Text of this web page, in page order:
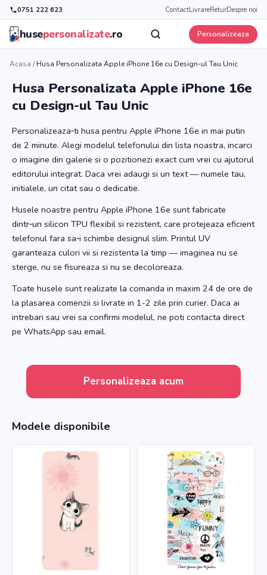
0751 222 623 ContactLivrareReturDespre noi
husepersonalizate.ro Personalizeaza
Acasa /Husa Personalizata Apple iPhone 16e cu Design-ul Tau Unic
Husa Personalizata Apple iPhone 16e
cu Design-ul Tau Unic
Personalizeaza‑ti husa pentru Apple iPhone 16e in mai putin
de 2 minute. Alegi modelul telefonului din lista noastra, incarci
o imagine din galerie si o pozitionezi exact cum vrei cu ajutorul
editorului integrat. Daca vrei adaugi si un text — numele tau,
initialele, un citat sau o dedicatie.
Husele noastre pentru Apple iPhone 16e sunt fabricate
dintr‑un silicon TPU flexibil si rezistent, care protejeaza eficient
telefonul fara sa‑i schimbe designul slim. Printul UV
garanteaza culori vii si rezistenta la timp — imaginea nu se
sterge, nu se fisureaza si nu se decoloreaza.
Toate husele sunt realizate la comanda in maxim 24 de ore de
la plasarea comenzii si livrate in 1-2 zile prin curier. Daca ai
intrebari sau vrei sa confirmi modelul, ne poti contacta direct
pe WhatsApp sau email.
Personalizeaza acum
Modele disponibile